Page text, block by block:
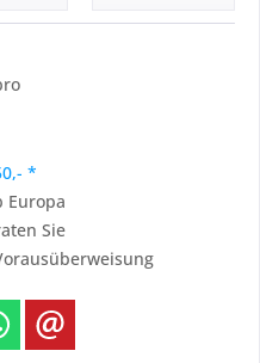
*
Europa
Sie